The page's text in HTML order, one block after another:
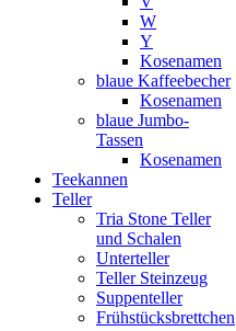
W
Y
Kosenamen
blaue Kaffeebecher
Kosenamen
blaue Jumbo-
Tassen
Kosenamen
Teekannen
Teller
Tria Stone Teller
und Schalen
Unterteller
Teller Steinzeug
Suppenteller
Frühstücksbrettchen